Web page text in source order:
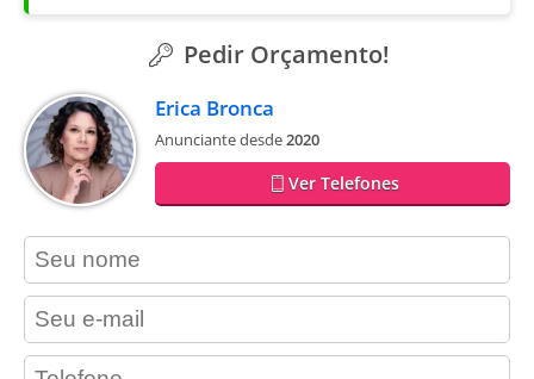
Pedir Orçamento!
Erica Bronca
Anunciante desde2020
Ver Telefones
contact_name
contact_email
contact_phone